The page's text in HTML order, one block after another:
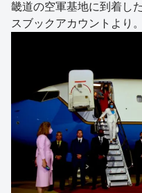
畿道の空軍基地に到着し
スブックアカウントより。